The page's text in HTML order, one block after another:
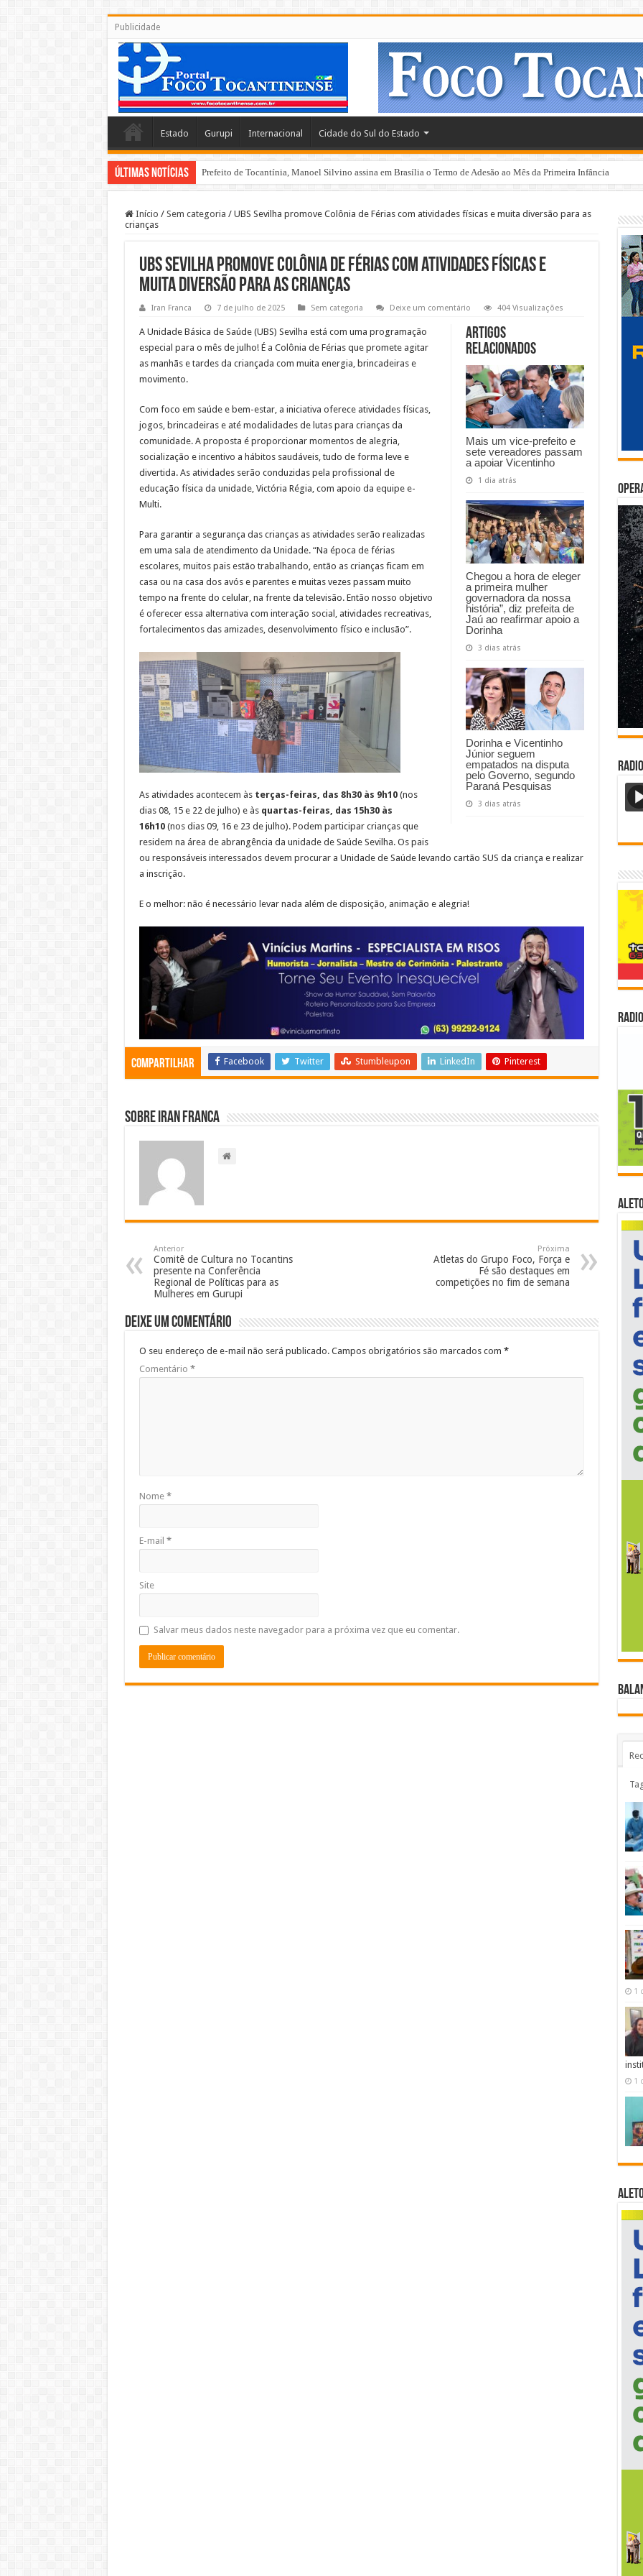
Publicidade
Estado Gurupi Internacional Cidade do Sul do Estado
Últimas Notícias Antonio Andrade requer reforma do escritório da Adapec em Paraíso e melhorias em rodovias estaduais
Início / Sem categoria / UBS Sevilha promove Colônia de Férias com atividades físicas e muita diversão para as
crianças
UBS Sevilha promove Colônia de Férias com atividades físicas e
muita diversão para as crianças
Iran Franca 7 de julho de 2025 Sem categoria Deixe um comentário 404 Visualizações
Artigos
Relacionados
Mais um vice-prefeito e
sete vereadores passam
a apoiar Vicentinho
1 dia atrás
Chegou a hora de eleger
a primeira mulher
governadora da nossa
história”, diz prefeita de
Jaú ao reafirmar apoio a
Dorinha
3 dias atrás
Dorinha e Vicentinho
Júnior seguem
empatados na disputa
pelo Governo, segundo
Paraná Pesquisas
3 dias atrás
A Unidade Básica de Saúde (UBS) Sevilha está com uma programação
especial para o mês de julho! É a Colônia de Férias que promete agitar
as manhãs e tardes da criançada com muita energia, brincadeiras e
movimento.
Com foco em saúde e bem-estar, a iniciativa oferece atividades físicas,
jogos, brincadeiras e até modalidades de lutas para crianças da
comunidade. A proposta é proporcionar momentos de alegria,
socialização e incentivo a hábitos saudáveis, tudo de forma leve e
divertida. As atividades serão conduzidas pela profissional de
educação física da unidade, Victória Régia, com apoio da equipe e-
Multi.
Para garantir a segurança das crianças as atividades serão realizadas
em uma sala de atendimento da Unidade. “Na época de férias
escolares, muitos pais estão trabalhando, então as crianças ficam em
casa ou na casa dos avós e parentes e muitas vezes passam muito
tempo na frente do celular, na frente da televisão. Então nosso objetivo
é oferecer essa alternativa com interação social, atividades recreativas,
fortalecimentos das amizades, desenvolvimento físico e inclusão”.
As atividades acontecem às terças-feiras, das 8h30 às 9h10(nos
dias 08, 15 e 22 de julho) e às quartas-feiras, das 15h30 às
16h10(nos dias 09, 16 e 23 de julho). Podem participar crianças que
residem na área de abrangência da unidade de Saúde Sevilha. Os pais
ou responsáveis interessados devem procurar a Unidade de Saúde levando cartão SUS da criança e realizar
a inscrição.
E o melhor: não é necessário levar nada além de disposição, animação e alegria!
Compartilhar Facebook Twitter Stumbleupon LinkedIn Pinterest
Sobre Iran Franca
Anterior
Comitê de Cultura no Tocantins
presente na Conferência
Regional de Políticas para as
Mulheres em Gurupi
Próxima
Atletas do Grupo Foco, Força e
Fé são destaques em
competições no fim de semana
Deixe um comentário
O seu endereço de e-mail não será publicado. Campos obrigatórios são marcados com *
Comentário *
Nome *
E-mail *
Site
Salvar meus dados neste navegador para a próxima vez que eu comentar.
Radio
1
1